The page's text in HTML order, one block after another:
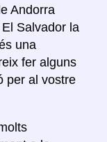
Andorra
Salvador la
una
fer alguns
per al vostre